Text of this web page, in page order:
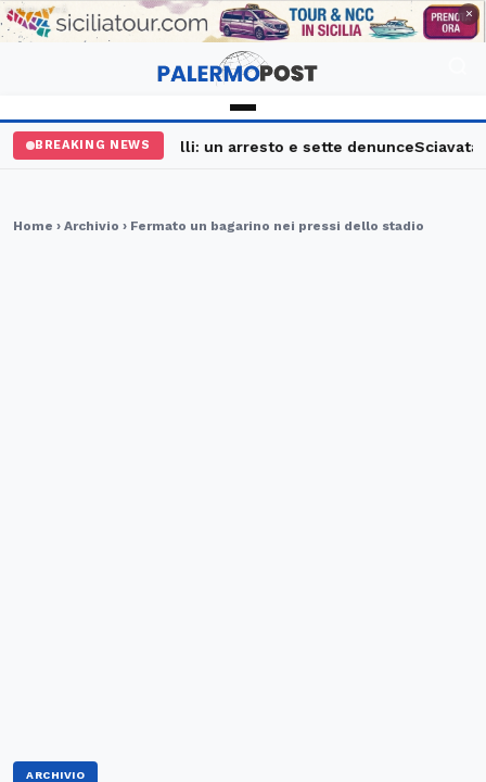
PUBBLICITÀ ×
BREAKING NEWS
maxi controlli: un arresto e sette denunceSciavata
Home › Archivio › Fermato un bagarino nei pressi dello stadio
ARCHIVIO